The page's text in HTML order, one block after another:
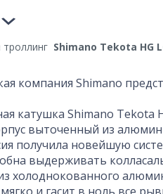
Shimano Tekota HG
компания Shimano
катушка Shimano Tekota
выточенный из
получила новейшую
выдерживать
холоднокованного